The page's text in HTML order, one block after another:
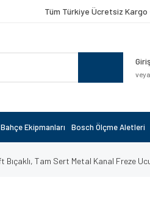
Tüm Türkiye Ücretsiz
veya
Ekipmanları Bosch Ölçme Aletleri
Tam Sert Metal Kanal Freze